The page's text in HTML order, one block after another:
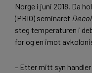
Norge i juni 2018. Da
(PRIO) seminaret
steg temperaturen i
for og en imot
– Etter mitt syn